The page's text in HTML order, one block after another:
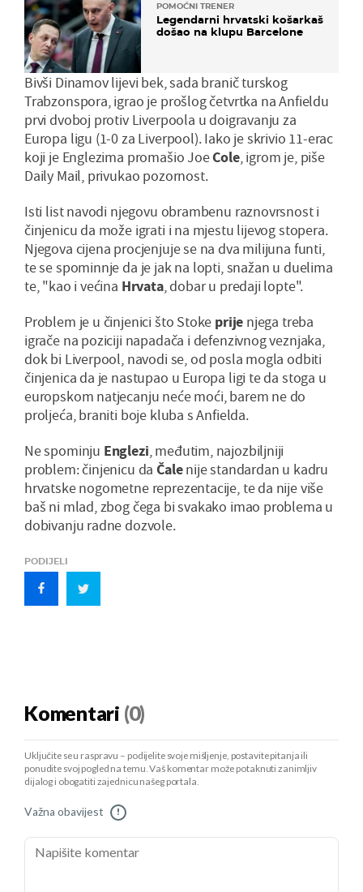
POMOĆNI TRENER
Legendarni hrvatski košarkaš
došao na klupu Barcelone
Bivši Dinamov lijevi bek, sada branič turskog
Trabzonspora, igrao je prošlog četvrtka na Anfieldu
prvi dvoboj protiv Liverpoola u doigravanju za
Europa ligu (1-0 za Liverpool). Iako je skrivio 11-erac
koji je Englezima promašio JoeCole, igrom je, piše
Daily Mail, privukao pozornost.
Isti list navodi njegovu obrambenu raznovrsnost i
činjenicu da može igrati i na mjestu lijevog stopera.
Njegova cijena procjenjuje se na dva milijuna funti,
te se spominnje da je jak na lopti, snažan u duelima
te, "kao i većina Hrvata, dobar u predaji lopte".
Problem je u činjenici što Stoke prije njega treba
igrače na poziciji napadača i defenzivnog veznjaka,
dok bi Liverpool, navodi se, od posla mogla odbiti
činjenica da je nastupao u Europa ligi te da stoga u
europskom natjecanju neće moći, barem ne do
proljeća, braniti boje kluba s Anfielda.
Ne spominju Englezi, međutim, najozbiljniji
problem: činjenicu daČalenije standardan u kadru
hrvatske nogometne reprezentacije, te da nije više
baš ni mlad, zbog čega bi svakako imao problema u
dobivanju radne dozvole.
PODIJELI
Komentari (0)
Uključite se u raspravu – podijelite svoje mišljenje, postavite pitanja ili
ponudite svoj pogled na temu. Vaš komentar može potaknuti zanimljiv
dijalog i obogatiti zajednicu našeg portala.
Važna obavijest !